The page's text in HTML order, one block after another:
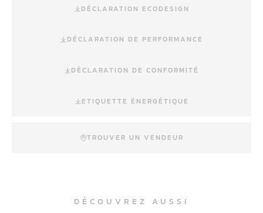
DÉCLARATION ECODESIGN
DÉCLARATION DE PERFORMANCE
DÉCLARATION DE CONFORMITÉ
ETIQUETTE ÉNERGÉTIQUE
TROUVER UN VENDEUR
DÉCOUVREZ AUSSI